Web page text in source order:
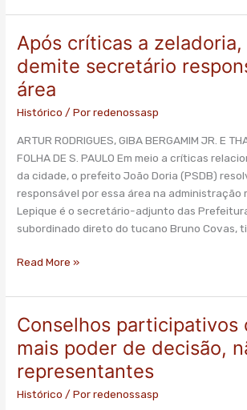
Após críticas a zeladoria,
demite secretário
área
Histórico / Porredenossasp
ARTUR RODRIGUES, GIBA BERGAMIM JR. E
FOLHA DE S. PAULO Em meio a críticas
da cidade, o prefeito João Doria (PSDB)
responsável por essa área na administração
Lepique é o secretário-adjunto das
subordinado direto do tucano Bruno Covas,
Após
críticas
a
zeladoria,
Doria
secretário
responsável
pela
área
Read More »
Conselhos participativos
mais poder de decisão,
representantes
Histórico / Porredenossasp
Conselhos
participativos
deviam
ter
mais